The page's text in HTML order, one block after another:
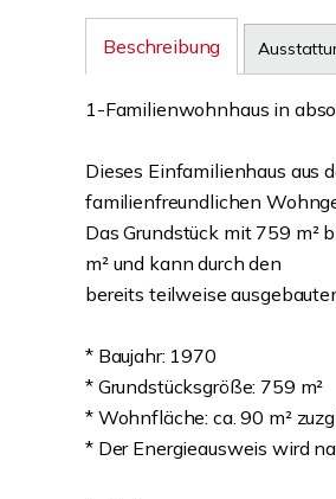
Beschreibung
1-Familienwohnhaus in
Dieses Einfamilienhaus aus
familienfreundlichen
Das Grundstück mit 759 m²
m² und kann durch den
bereits teilweise
* Baujahr: 1970
* Grundstücksgröße: 759 m²
* Wohnfläche: ca. 90 m²
* Der Energieausweis wird